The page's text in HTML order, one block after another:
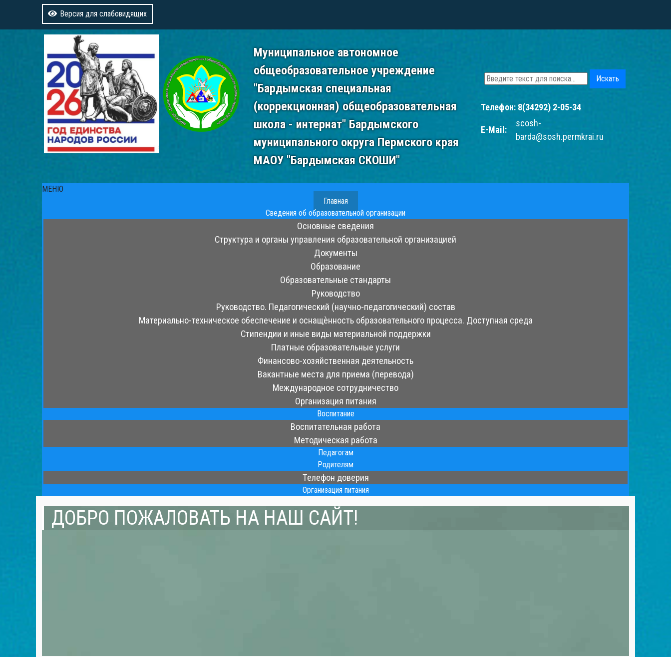
Версия для слабовидящих
Муниципальное автономное
общеобразовательное учреждение
"Бардымская специальная
(коррекционная) общеобразовательная
школа - интернат" Бардымского
муниципального округа Пермского края
МАОУ "Бардымская СКОШИ"
Искать
Телефон: 8(34292) 2-05-34
E-Mail:
scosh-
barda@sosh.permkrai.ru
МЕНЮ
Главная
Сведения об образовательной организации
Основные сведения
Структура и органы управления образовательной организацией
Документы
Образование
Образовательные стандарты
Руководство
Руководство. Педагогический (научно-педагогический) состав
Материально-техническое обеспечение и оснащѐнность образовательного процесса. Доступная среда
Стипендии и иные виды материальной поддержки
Платные образовательные услуги
Финансово-хозяйственная деятельность
Вакантные места для приема (перевода)
Международное сотрудничество
Организация питания
Воспитание
Воспитательная работа
Методическая работа
Педагогам
Родителям
Телефон доверия
Организация питания
ДОБРО ПОЖАЛОВАТЬ НА НАШ САЙТ!